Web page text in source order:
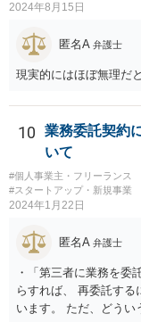
2024年8月15日
匿名A 弁護士
現実的にはほぼ無理だ
10
業務委託契約
いて
#個人事業主・フリーランス
#スタートアップ・新規事業
2024年1月22日
匿名A 弁護士
・「第三者に業務を委
らすれば、 再委託す
います。 ただ、どうい